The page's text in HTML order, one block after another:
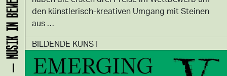
den künstlerisch-kreativen Umgang mit Steinen
aus …
BILDENDE KUNST